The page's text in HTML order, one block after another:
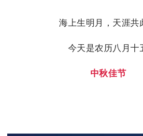
海上生明月，天涯共
今天是农历八月十
中秋佳节